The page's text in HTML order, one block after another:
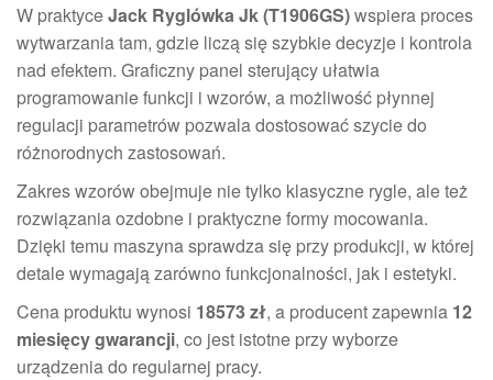
W praktyceJack Ryglówka Jk (T1906GS)wspiera proces
wytwarzania tam, gdzie liczą się szybkie decyzje i kontrola
nad efektem. Graficzny panel sterujący ułatwia
programowanie funkcji i wzorów, a możliwość płynnej
regulacji parametrów pozwala dostosować szycie do
różnorodnych zastosowań.
Zakres wzorów obejmuje nie tylko klasyczne rygle, ale też
rozwiązania ozdobne i praktyczne formy mocowania.
Dzięki temu maszyna sprawdza się przy produkcji, w której
detale wymagają zarówno funkcjonalności, jak i estetyki.
Cena produktu wynosi 18573 zł, a producent zapewnia 12
miesięcy gwarancji, co jest istotne przy wyborze
urządzenia do regularnej pracy.